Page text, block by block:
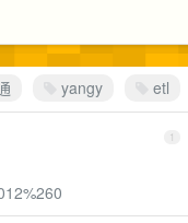
yangy etl
1